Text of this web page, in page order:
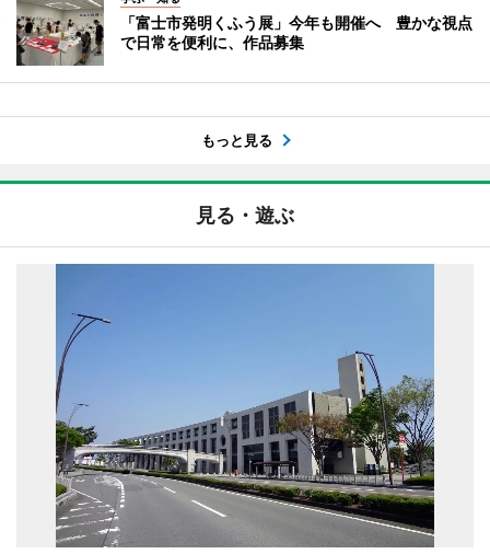
「富士市発明くふう展」今年も開催へ 豊かな視点
で日常を便利に、作品募集
もっと見る
見る・遊ぶ